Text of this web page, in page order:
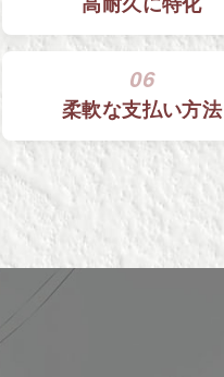
06
柔軟な支払い方法